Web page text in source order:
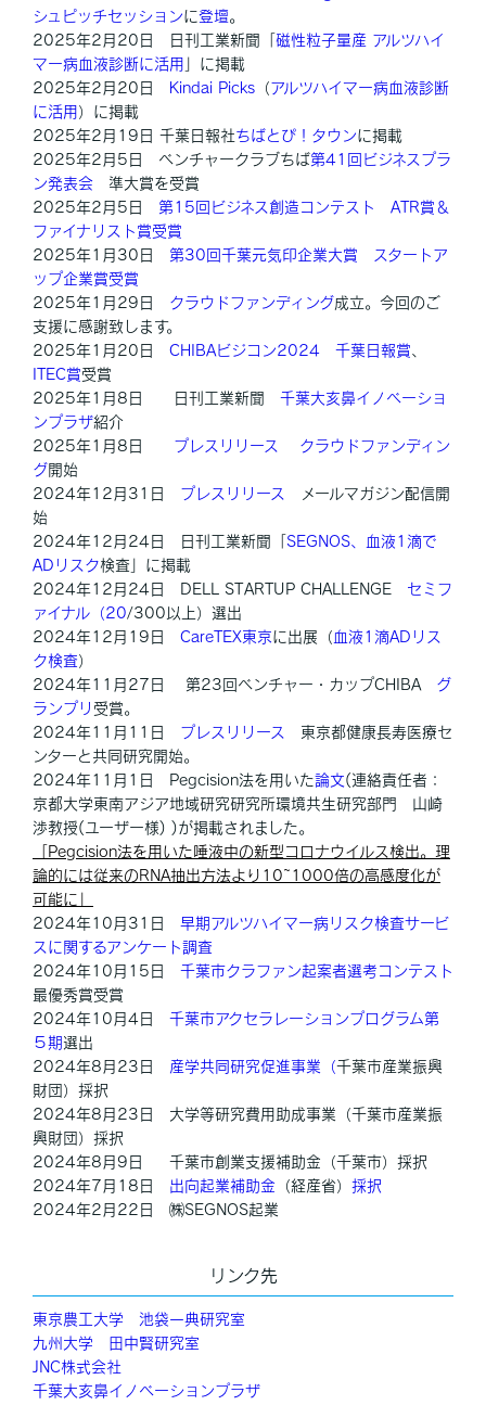
シュピッチセッションに登壇。
2025年2月20日 日刊工業新聞「 磁性粒子量産 アルツハイ
マー病血液診断に活用
」に掲載
2025年2月20日
Kindai Picks （アルツハイマー病血液診断
に活用 ）に掲載
2025年2月19日 千葉日報社ちばとぴ！タウンに掲載
2025年2月5日 ベンチャークラブちば第41回ビジネスプラ
ン発表会 準大賞を受賞
2025年2月5日 第15回ビジネス創造コンテスト
ATR賞＆
ファイナリスト賞受賞
2025年1月30日 第30回千葉元気印企業大賞
スタートア
ップ企業賞受賞
2025年1月29日 クラウドファンディング成立。今回のご
支援に感謝致します。
2025年1月20日 CHIBAビジコン2024 千葉日報賞、
ITEC賞受賞
2025年1月8日 日刊工業新聞 千葉大亥鼻イノベーショ
ンプラザ紹介
2025年1月8日 プレスリリース
クラウドファンディン
グ 開始
2024年12月31日 プレスリリース
メールマガジン配信開
始
2024年12月24日 日刊工業新聞「 SEGNOS、血液1滴で
ADリスク検査」に掲載
2024年12月24日 DELL STARTUP CHALLENGE セミフ
ァイナル（20/300以上）選出
2024年12月19日 CareTEX東京に出展（ 血液1滴ADリス
ク検査）
2024年11月27日 第23回ベンチャー・カップCHIBA グ
ランプリ 受賞。
2024年11月11日 プレスリリース
東京都健康長寿医療セ
ンターと共同研究開始。
2024年11月1日 Pegcision法を用いた論文(連絡責任者：
京都大学東南アジア地域研究研究所環境共生研究部門 山崎
渉教授(ユーザー様) )が掲載されました。
「Pegcision法を用いた唾液中の新型コロナウイルス検出。理
論的には従来のRNA抽出方法より10~1000倍の高感度化が
可能に」
2024年10月31日 早期アルツハイマー病リスク検査サービ
スに関するアンケート調査
2024年10月15日 千葉市クラファン起案者​選考コンテスト
最優秀賞受賞
2024年10月4日 千葉市アクセラレーションプログラム第
５期選出
2024年8月23日 産学共同研究促進事業（千葉市産業振興
財団）採択
2024年8月23日 大学等研究費用助成事業（千葉市産業振
興財団）採択
2024年8月9日 千葉市創業支援補助金（千葉市）採択
2024年7月18日 出向起業補助金 （経産省） 採択
2024年2月22日 ㈱SEGNOS起業
リンク先
東京農工大学 池袋一典研究室
九州大学 田中賢研究室
JNC株式会社
千葉大亥鼻イノベーションプラザ